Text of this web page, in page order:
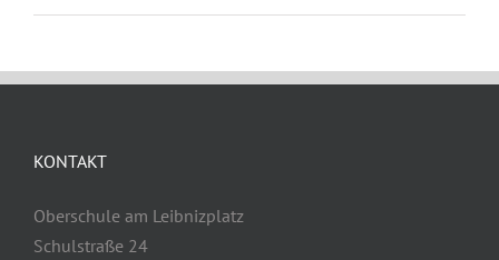
KONTAKT
Oberschule am Leibnizplatz
Schulstraße 24